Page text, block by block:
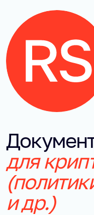
для
и др.)